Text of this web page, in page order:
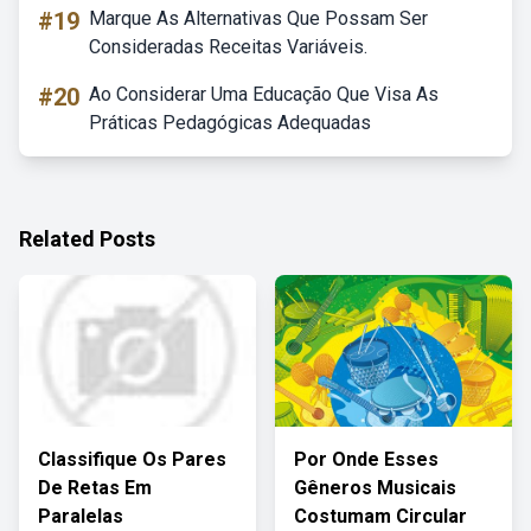
#19 Marque As Alternativas Que Possam Ser
Consideradas Receitas Variáveis.
#20 Ao Considerar Uma Educação Que Visa As
Práticas Pedagógicas Adequadas
Related Posts
Classifique Os Pares
De Retas Em
Paralelas
Por Onde Esses
Gêneros Musicais
Costumam Circular